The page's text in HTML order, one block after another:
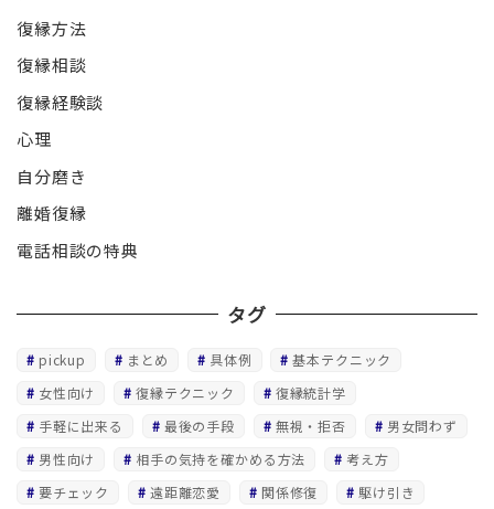
復縁方法
復縁相談
復縁経験談
心理
自分磨き
離婚復縁
電話相談の特典
タグ
pickup まとめ 具体例
基本テクニック
女性向け
復縁テクニック
復縁統計学
手軽に出来る
最後の手段 無視・拒否
男女問わず
男性向け
相手の気持を確かめる方法
考え方
要チェック
遠距離恋愛 関係修復 駆け引き